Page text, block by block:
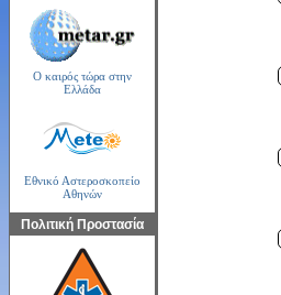
Ο καιρός τώρα στην
Ελλάδα
Εθνικό Αστεροσκοπείο
Αθηνών
Πολιτική Προστασία